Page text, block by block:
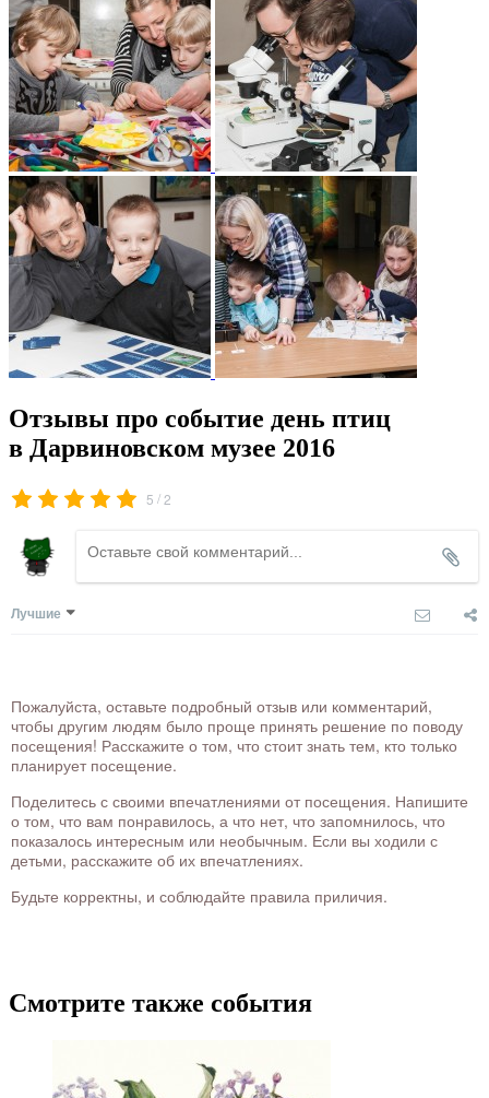
Отзывы про событие день птиц
в Дарвиновском музее 2016
5 /2
Лучшие
Пожалуйста, оставьте подробный отзыв или комментарий,
чтобы другим людям было проще принять решение по поводу
посещения! Расскажите о том, что стоит знать тем, кто только
планирует посещение.
Поделитесь с своими впечатлениями от посещения. Напишите
о том, что вам понравилось, а что нет, что запомнилось, что
показалось интересным или необычным. Если вы ходили с
детьми, расскажите об их впечатлениях.
Будьте корректны, и соблюдайте правила приличия.
Смотрите также события